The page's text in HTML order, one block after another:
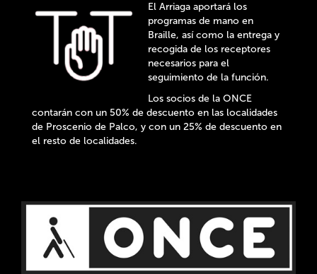
El Arriaga aportará los
programas de mano en
Braille, así como la entrega y
recogida de los receptores
necesarios para el
seguimiento de la función.
Los socios de la ONCE
contarán con un 50% de descuento en las localidades
de Proscenio de Palco, y con un 25% de descuento en
el resto de localidades.